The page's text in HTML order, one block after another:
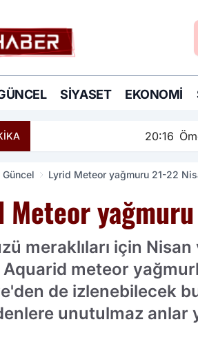
SIYASET EKONOMI
Ömer Çelik: Terörsüz
Güncel Lyrid Meteor yağmuru 21-22
Meteor
meraklıları için
meteor
de izlenebilecek
unutulmaz anlar